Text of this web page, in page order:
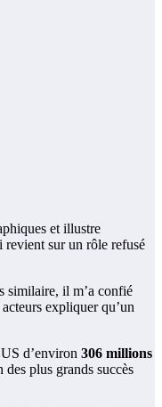
et illustre
revient sur un rôle refusé
similaire, il m’a confié
expliquer qu’un
d’environ 306 millions
plus grands succès